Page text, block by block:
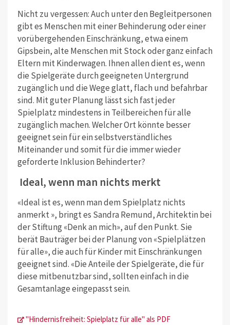
Nicht zu vergessen: Auch unter den Begleitpersonen
gibt es Menschen mit einer Behinderung oder einer
vorübergehenden Einschränkung, etwa einem
Gipsbein, alte Menschen mit Stock oder ganz einfach
Eltern mit Kinderwagen. Ihnen allen dient es, wenn
die Spielgeräte durch geeigneten Untergrund
zugänglich und die Wege glatt, flach und befahrbar
sind. Mit guter Planung lässt sich fast jeder
Spielplatz mindestens in Teilbereichen für alle
zugänglich machen. Welcher Ort könnte besser
geeignet sein für ein selbstverständliches
Miteinander und somit für die immer wieder
geforderte Inklusion Behinderter?
Ideal, wenn man nichts merkt
«Ideal ist es, wenn man dem Spielplatz nichts
anmerkt », bringt es Sandra Remund, Architektin bei
der Stiftung «Denk an mich», auf den Punkt. Sie
berät Bauträger bei der Planung von «Spielplätzen
für alle», die auch für Kinder mit Einschränkungen
geeignet sind. «Die Anteile der Spielgeräte, die für
diese mitbenutzbar sind, sollten einfach in die
Gesamtanlage eingepasst sein.
"Hindernisfreiheit: Spielplatz für alle" als PDF